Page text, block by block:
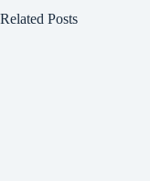
Related Posts